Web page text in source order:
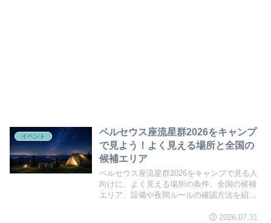
イベント
ペルセウス座流星群2026をキャンプ
で見よう！よく見える場所と全国の
候補エリア
ペルセウス座流星群2026をキャンプで見る人
向けに、よく見える場所の条件、全国の候補
エリア、設備や夜間ルールの確認方法を紹介
2026.07.31